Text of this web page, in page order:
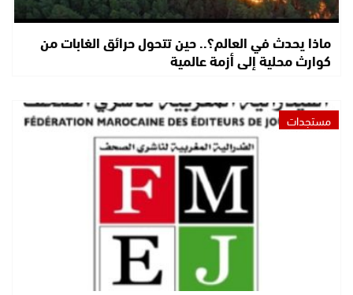
ماذا يحدث في العالم؟.. حين تتحول حرائق الغابات من
كوارث محلية إلى أزمة عالمية
مستجدات